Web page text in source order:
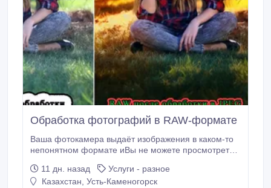
Обработка фотографий в RAW-формате
Ваша фотокамера выдаёт изображения в каком-то
непонятном формате иВы не можете просмотреть и
важные или интересные события? Или Вы знаете,
что такое RAW-формат, но не имеете возможности
11 дн. назад
Услуги - разное
Казахстан, Усть-Каменогорск